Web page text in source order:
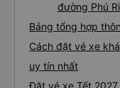
đường Phú
Bảng tổng hợp
Cách đặt vé xe
uy tín nhất
Đặt vé xe Tết 2027